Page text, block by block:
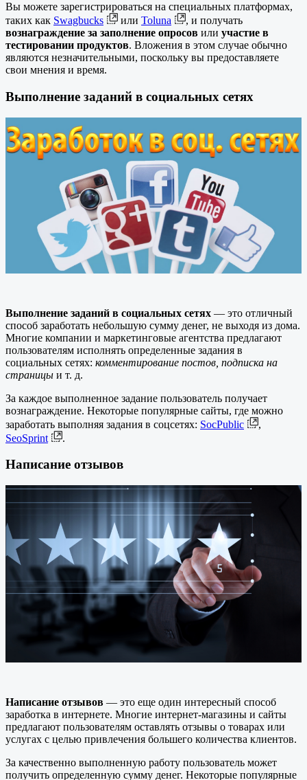
Вы можете зарегистрироваться на специальных платформах,
таких как Swagbucks или Toluna
, и получать
вознаграждение за заполнение опросов или участие в
тестировании продуктов. Вложения в этом случае обычно
являются незначительными, поскольку вы предоставляете
свои мнения и время.
Выполнение заданий в социальных сетях
Выполнение заданий в социальных сетях — это отличный
способ заработать небольшую сумму денег, не выходя из дома.
Многие компании и маркетинговые агентства предлагают
пользователям исполнять определенные задания в
социальных сетях: комментирование постов, подписка на
страницы и т. д.
За каждое выполненное задание пользователь получает
вознаграждение. Некоторые популярные сайты, где можно
заработать выполняя задания в соцсетях: SocPublic
,
SeoSprint
.
Написание отзывов
Написание отзывов — это еще один интересный способ
заработка в интернете. Многие интернет-магазины и сайты
предлагают пользователям оставлять отзывы о товарах или
услугах с целью привлечения большего количества клиентов.
За качественно выполненную работу пользователь может
получить определенную сумму денег. Некоторые популярные